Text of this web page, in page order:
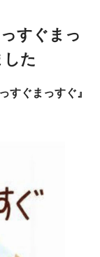
すぐまっ
た
すぐまっすぐ』